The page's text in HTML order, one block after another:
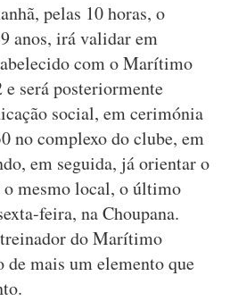
pelas 10 horas, o
anos, irá validar em
com o Marítimo
será posteriormente
social, em cerimónia
no complexo do clube, em
em seguida, já orientar o
o mesmo local, o último
feira, na Choupana.
do Marítimo
de mais um elemento que